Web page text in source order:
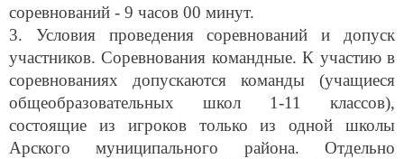
соревнований - 9 часов 00 минут.
3. Условия проведения соревнований и допуск
участников. Соревнования командные. К участию в
соревнованиях допускаются команды (учащиеся
общеобразовательных школ 1-11 классов),
состоящие из игроков только из одной школы
Арского муниципального района. Отдельно